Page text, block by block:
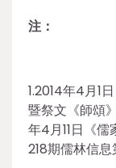
注：
1.2014年4月1
暨祭文《師頌
年4月11日《
218期儒林信息